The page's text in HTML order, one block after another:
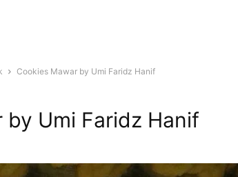
Cookies Mawar by Umi Faridz Hanif
by Umi Faridz Hanif